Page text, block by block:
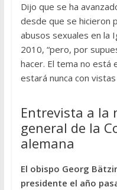
Dijo que se ha
desde que se hicieron
abusos sexuales en la
2010, “pero, por
hacer. El tema no está
estará nunca con vistas
Entrevista a la
general de la
alemana
El obispo Georg
presidente el año